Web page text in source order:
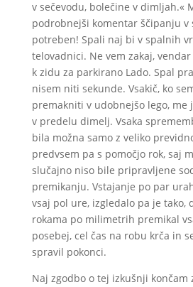
v sečevodu, bolečine v dimljah.«
podrobnejši komentar ščipanju v
potreben! Spali naj bi v spalnih
telovadnici. Ne vem zakaj,
k zidu za parkirano Lado. Spal
nisem niti sekunde. Vsakič, ko
premakniti v udobnejšo lego, me
v predelu dimelj. Vsaka
bila možna samo z veliko
predvsem pa s pomočjo rok, saj
slučajno niso bile pripravljene
premikanju. Vstajanje po par
vsaj pol ure, izgledalo pa je tako,
rokama po milimetrih premikal
posebej, cel čas na robu krča in
spravil pokonci.
Naj zgodbo o tej izkušnji končam